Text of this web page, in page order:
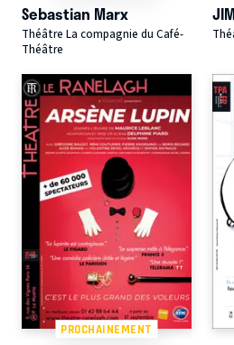
Sebastian Marx
Théâtre La compagnie du Café-
Théâtre
PROCHAINEMENT